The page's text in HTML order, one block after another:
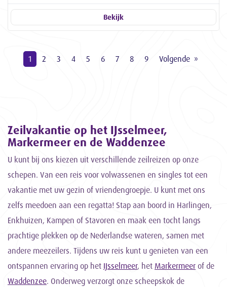
Bekijk
1 2 3 4 5 6 7 8 9 Volgende
Zeilvakantie op het IJsselmeer,
Markermeer en de Waddenzee
U kunt bij ons kiezen uit verschillende zeilreizen op onze
schepen. Van een reis voor volwassenen en singles tot een
vakantie met uw gezin of vriendengroepje. U kunt met ons
zelfs meedoen aan een regatta! Stap aan boord in Harlingen,
Enkhuizen, Kampen of Stavoren en maak een tocht langs
prachtige plekken op de Nederlandse wateren, samen met
andere meezeilers. Tijdens uw reis kunt u genieten van een
ontspannen ervaring op het IJsselmeer, het Markermeer of de
Waddenzee. Onderweg verzorgt onze scheepskok de